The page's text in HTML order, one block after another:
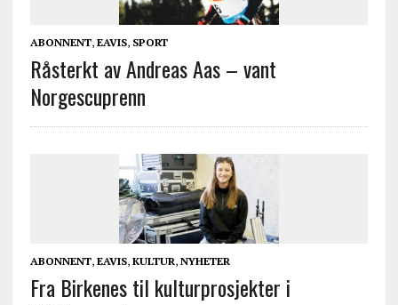
ABONNENT, EAVIS, SPORT
Råsterkt av Andreas Aas – vant
Norgescuprenn
ABONNENT, EAVIS, KULTUR, NYHETER
Fra Birkenes til kulturprosjekter i